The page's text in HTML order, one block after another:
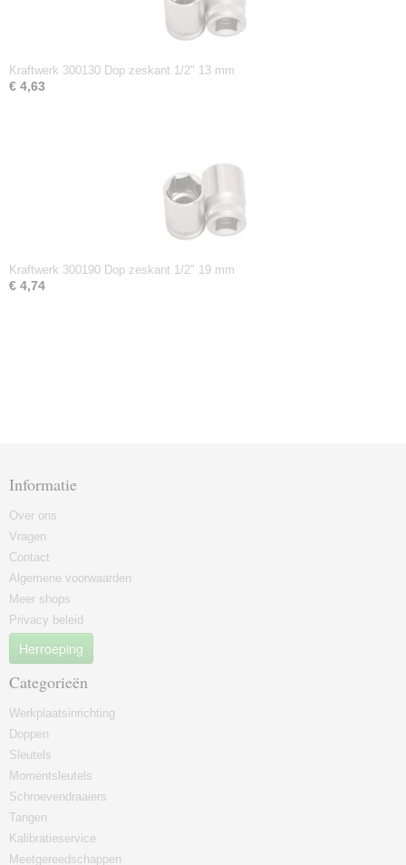
Kraftwerk 300130 Dop zeskant 1/2" 13 mm
€ 4,63
Kraftwerk 300190 Dop zeskant 1/2" 19 mm
€ 4,74
Informatie
Over ons
Vragen
Contact
Algemene voorwaarden
Meer shops
Privacy beleid
Herroeping
Categorieën
Werkplaatsinrichting
Doppen
Sleutels
Momentsleutels
Schroevendraaiers
Tangen
Kalibratieservice
Meetgereedschappen